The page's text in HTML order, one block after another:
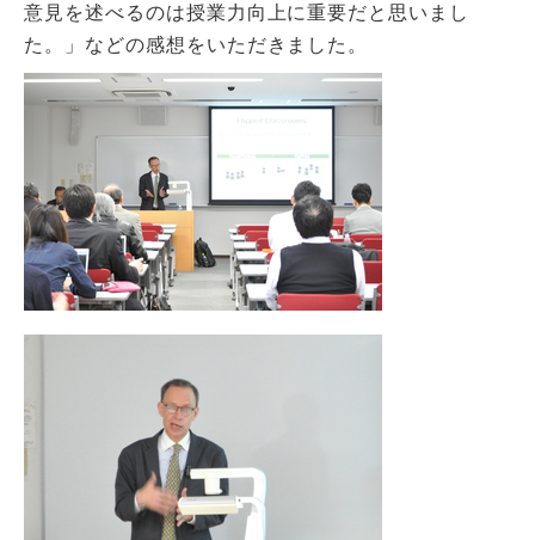
意見を述べるのは授業力向上に重要だと思いまし
た。」などの感想をいただきました。